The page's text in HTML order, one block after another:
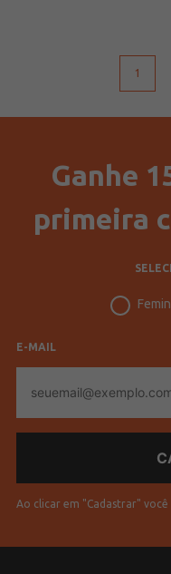
1
Ganhe
primeira
E-MAIL
mail
Ao clicar em "Cadastrar"